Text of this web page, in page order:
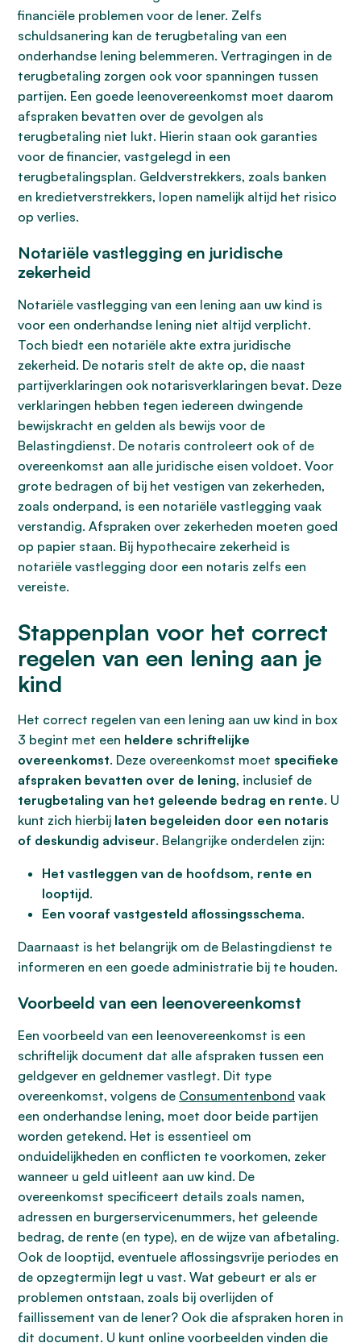
financiële problemen voor de lener. Zelfs
schuldsanering kan de terugbetaling van een
onderhandse lening belemmeren. Vertragingen in de
terugbetaling zorgen ook voor spanningen tussen
partijen. Een goede leenovereenkomst moet daarom
afspraken bevatten over de gevolgen als
terugbetaling niet lukt. Hierin staan ook garanties
voor de financier, vastgelegd in een
terugbetalingsplan. Geldverstrekkers, zoals banken
en kredietverstrekkers, lopen namelijk altijd het risico
op verlies.
Notariële vastlegging en juridische
zekerheid
Notariële vastlegging van een lening aan uw kind is
voor een onderhandse lening niet altijd verplicht.
Toch biedt een notariële akte extra juridische
zekerheid. De notaris stelt de akte op, die naast
partijverklaringen ook notarisverklaringen bevat. Deze
verklaringen hebben tegen iedereen dwingende
bewijskracht en gelden als bewijs voor de
Belastingdienst. De notaris controleert ook of de
overeenkomst aan alle juridische eisen voldoet. Voor
grote bedragen of bij het vestigen van zekerheden,
zoals onderpand, is een notariële vastlegging vaak
verstandig. Afspraken over zekerheden moeten goed
op papier staan. Bij hypothecaire zekerheid is
notariële vastlegging door een notaris zelfs een
vereiste.
Stappenplan voor het correct
regelen van een lening aan je
kind
Het correct regelen van een lening aan uw kind in box
3 begint met een heldere schriftelijke
overeenkomst. Deze overeenkomst moet specifieke
afspraken bevatten over de lening, inclusief de
terugbetaling van het geleende bedrag en rente. U
kunt zich hierbij laten begeleiden door een notaris
of deskundig adviseur. Belangrijke onderdelen zijn:
Het vastleggen van de hoofdsom, rente en
looptijd.
Een vooraf vastgesteld aflossingsschema.
Daarnaast is het belangrijk om de Belastingdienst te
informeren en een goede administratie bij te houden.
Voorbeeld van een leenovereenkomst
Een voorbeeld van een leenovereenkomst is een
schriftelijk document dat alle afspraken tussen een
geldgever en geldnemer vastlegt. Dit type
overeenkomst, volgens de Consumentenbond vaak
een onderhandse lening, moet door beide partijen
worden getekend. Het is essentieel om
onduidelijkheden en conflicten te voorkomen, zeker
wanneer u geld uitleent aan uw kind. De
overeenkomst specificeert details zoals namen,
adressen en burgerservicenummers, het geleende
bedrag, de rente (en type), en de wijze van afbetaling.
Ook de looptijd, eventuele aflossingsvrije periodes en
de opzegtermijn legt u vast. Wat gebeurt er als er
problemen ontstaan, zoals bij overlijden of
faillissement van de lener? Ook die afspraken horen in
dit document. U kunt online voorbeelden vinden die